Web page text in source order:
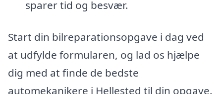
sparer tid og besvær.
Start din bilreparationsopgave i dag ved
at udfylde formularen, og lad os hjælpe
dig med at finde de bedste
automekanikere i Hellested til din opgave.